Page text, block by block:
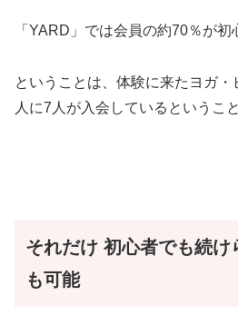
「YARD」では会員の約70％が初
ということは、体験に来たヨガ
人に7人が入会しているというこ
それだけ 初心者でも続け
も可能